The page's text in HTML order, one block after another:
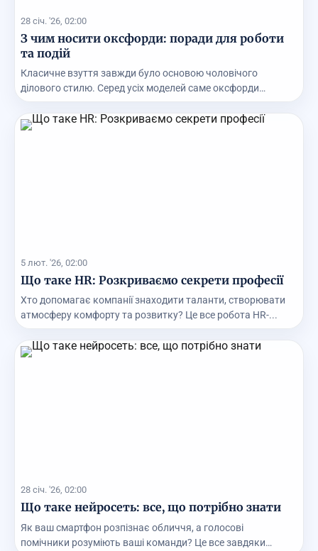
28 січ. '26, 02:00
З чим носити оксфорди: поради для роботи
та подій
Класичне взуття завжди було основою чоловічого
ділового стилю. Серед усіх моделей саме оксфорди
5 лют. '26, 02:00
Що таке HR: Розкриваємо секрети професії
Хто допомагає компанії знаходити таланти, створювати
атмосферу комфорту та розвитку? Це все робота HR-...
28 січ. '26, 02:00
Що таке нейросеть: все, що потрібно знати
Як ваш смартфон розпізнає обличчя, а голосові
помічники розуміють ваші команди? Це все завдяки